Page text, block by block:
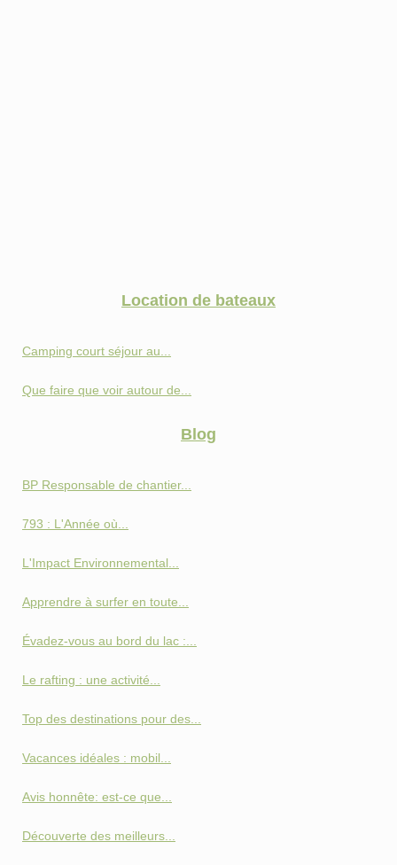
Location de bateaux
Camping court séjour au...
Que faire que voir autour de...
Blog
BP Responsable de chantier...
793 : L'Année où...
L'Impact Environnemental...
Apprendre à surfer en toute...
Évadez-vous au bord du lac :...
Le rafting : une activité...
Top des destinations pour des...
Vacances idéales : mobil...
Avis honnête: est-ce que...
Découverte des meilleurs...